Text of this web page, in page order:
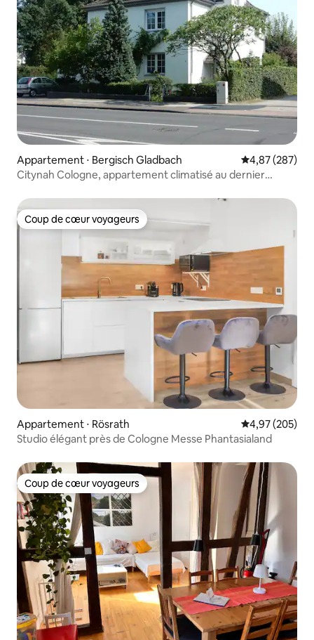
Appartement ⋅ Bergisch Gladbach Évaluation
4,87 (287)
Citynah Cologne, appartement climatisé au dernier
Coup de cœur voyageurs
Coup de cœur voyageurs
Appartement ⋅ Rösrath Évaluation
4,97 (205)
Studio élégant près de Cologne Messe Phantasialand
Coup de cœur voyageurs
Coup de cœur voyageurs